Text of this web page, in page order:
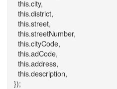
this.city,
this.district,
this.street,
this.streetNumber,
this.cityCode,
this.adCode,
this.address,
this.description,
});